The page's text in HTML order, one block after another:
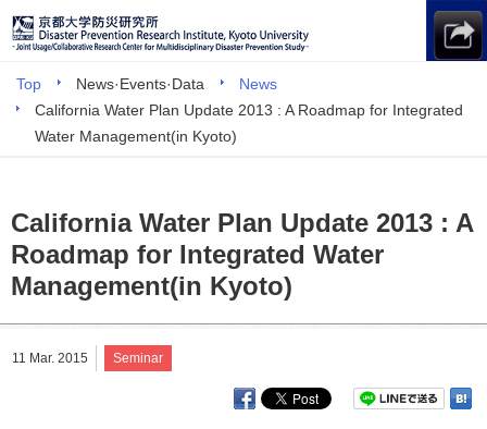
Top News·Events·Data
News
California Water Plan Update 2013 : A Roadmap for Integrated
Water Management(in Kyoto)
California Water Plan Update 2013 : A
Roadmap for Integrated Water
Management(in Kyoto)
11 Mar. 2015 Seminar